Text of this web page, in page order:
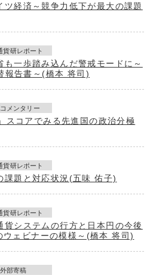
ツ経済～競争力低下が最大の課題
貨研レポート
一歩踏み込んだ警戒モードに～
報告書～(橋本 将司)
メンタリー
コアでみる先進国の政治分極
貨研レポート
課題と対応状況(五味 佑子)
貨研レポート
貨システムの行方と日本円の今後
ェビナーの模様～(橋本 将司)
外部寄稿